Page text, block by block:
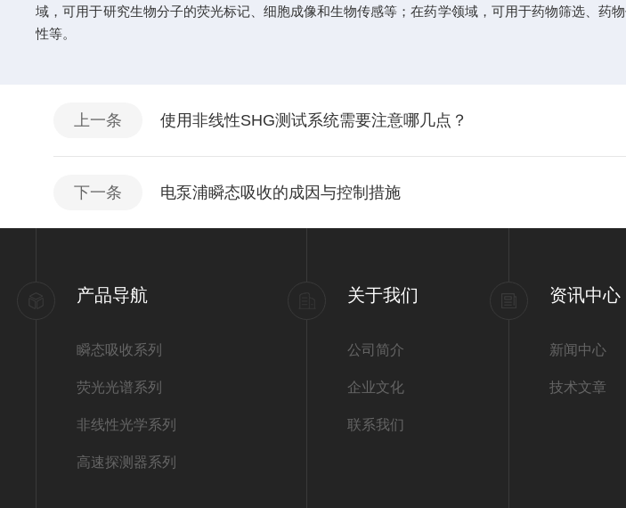
域，可用于研究生物分子的荧光标记、细胞成像和生物传感等；在药学领域，可用于药物筛选、
性等。
上一条 使用非线性SHG测试系统需要注意哪几点？
下一条 电泵浦瞬态吸收的成因与控制措施
产品导航
瞬态吸收系列
荧光光谱系列
非线性光学系列
高速探测器系列
关于我们
公司简介
企业文化
联系我们
资讯中心
新闻中心
技术文章